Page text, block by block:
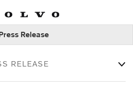
Release
RELEASE